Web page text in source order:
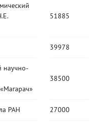
51885
39978
научно-
38500
РАН 27000